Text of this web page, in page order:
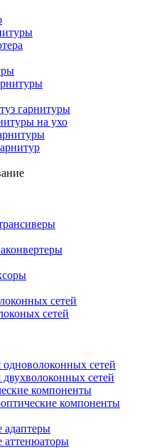
гарнитуры
на ухо
сетей
сетей
сетей
сетей
компоненты
компоненты
адаптеры
аттенюаторы